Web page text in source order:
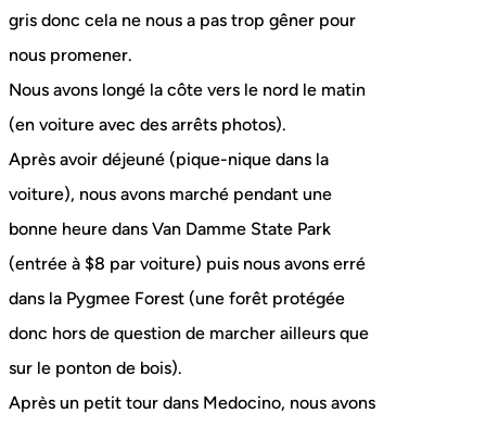
gris donc cela ne nous a pas trop gêner pour
nous promener.
Nous avons longé la côte vers le nord le matin
(en voiture avec des arrêts photos).
Après avoir déjeuné (pique-nique dans la
voiture), nous avons marché pendant une
bonne heure dans Van Damme State Park
(entrée à $8 par voiture) puis nous avons erré
dans la Pygmee Forest (une forêt protégée
donc hors de question de marcher ailleurs que
sur le ponton de bois).
Après un petit tour dans Medocino, nous avons